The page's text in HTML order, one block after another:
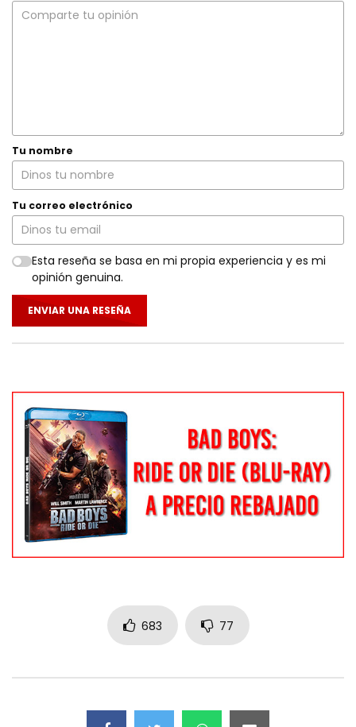
Tu nombre
Tu correo electrónico
Esta reseña se basa en mi propia experiencia y es mi
opinión genuina.
ENVIAR UNA RESEÑA
683 77